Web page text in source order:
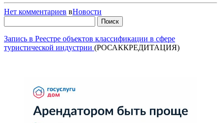
Нет комментариев вНовости
Запись в Реестре объектов классификации в сфере
туристической индустрии (РОСАККРЕДИТАЦИЯ)